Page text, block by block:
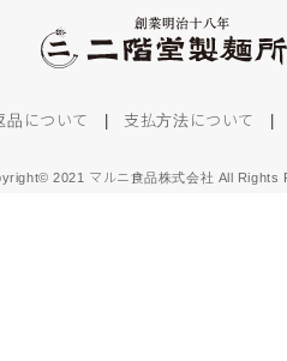
品について 支払方法について
2021 マルニ食品株式会社 All Rights